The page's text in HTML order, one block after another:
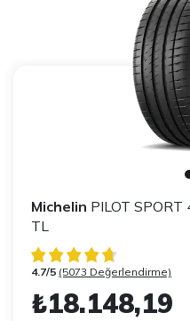
Michelin PILOT SPORT
TL
4.7/5 (5073 Değerlendirme)
₺18.148,19